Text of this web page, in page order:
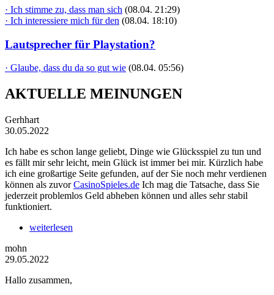
· Ich stimme zu, dass man sich (08.04. 21:29)
· Ich interessiere mich für den (08.04. 18:10)
Lautsprecher für Playstation?
· Glaube, dass du da so gut wie (08.04. 05:56)
AKTUELLE MEINUNGEN
Gerhhart
30.05.2022
Ich habe es schon lange geliebt, Dinge wie Glücksspiel zu tun und
es fällt mir sehr leicht, mein Glück ist immer bei mir. Kürzlich habe
ich eine großartige Seite gefunden, auf der Sie noch mehr verdienen
können als zuvorCasinoSpieles.de Ich mag die Tatsache, dass Sie
jederzeit problemlos Geld abheben können und alles sehr stabil
funktioniert.
weiterlesen
mohn
29.05.2022
Hallo zusammen,